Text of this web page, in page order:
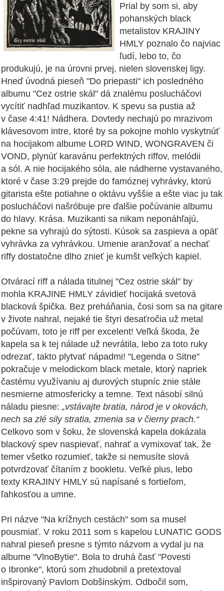
Prial by som si, aby
pohanských black
metalistov KRAJINY
HMLY poznalo čo najviac
ľudí, lebo to, čo
produkujú, je na úrovni prvej, nielen slovenskej ligy.
Hneď úvodná pieseň "Do priepasti" ich posledného
albumu "Cez ostrie skál" dá znalému poslucháčovi
vycítiť nadhľad muzikantov. K spevu sa pustia až
v čase 4:41! Nádhera. Dovtedy nechajú po mrazivom
klávesovom intre, ktoré by sa pokojne mohlo vyskytnúť
na hocijakom albume LORD WIND, WONGRAVEN či
VOND, plynúť karavánu perfektných riffov, melódii
a sól. A nie hocijakého sóla, ale nádherne vystavaného,
ktoré v čase 3:29 prejde do famóznej vyhrávky, ktorú
gitarista ešte potiahne o oktávu vyššie a ešte viac ju tak
poslucháčovi našróbuje pre ďalšie počúvanie albumu
do hlavy. Krása. Muzikanti sa nikam neponáhľajú,
pekne sa vyhrajú do sýtosti. Kúsok sa zaspieva a opäť
vyhrávka za vyhrávkou. Umenie aranžovať a nechať
riffy dostatočne dlho znieť je kumšt veľkých kapiel.
Otvárací riff a nálada titulnej "Cez ostrie skál" by
mohla KRAJINE HMLY závidieť hocijaká svetová
blacková špička. Bez preháňania, čosi som sa na gitare
v živote nahral, nejaké tie štyri desaťročia už metal
počúvam, toto je riff per excelent! Veľká škoda, že
kapela sa k tej nálade už nevrátila, lebo za toto ruky
odrezať, takto plytvať nápadmi! "Legenda o Sitne"
pokračuje v melodickom black metale, ktorý napriek
častému využívaniu aj durových stupníc znie stále
nesmierne atmosfericky a temne. Text násobí silnú
náladu piesne: „vstávajte bratia, národ je v okovách,
nech sa zlé sily stratia, zmenia sa v čierny prach.“
Celkovo som v šoku, že slovenská kapela dokázala
blackový spev naspievať, nahrať a vymixovať tak, že
temer všetko rozumieť, takže si nemusíte slová
potvrdzovať čítaním z bookletu. Veľké plus, lebo
texty KRAJINY HMLY sú napísané s fortieľom,
ľahkosťou a umne.
Pri názve "Na krížnych cestách" som sa musel
pousmiať. V roku 2011 som s kapelou LUNATIC GODS
nahral pieseň presne s týmto názvom a vydal ju na
albume "VlnoBytie". Bola to druhá časť "Povesti
o Ibronke", ktorú som zhudobnil a pretextoval
inšpirovaný Pavlom Dobšinským. Odbočil som,